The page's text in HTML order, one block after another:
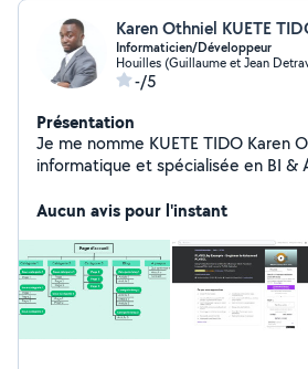
Karen Othniel KUETE
Informaticien/Développeur
Houilles (Guillaume et Jean
-/5
Présentation
Je me nomme KUETE TIDO Karen
informatique et spécialisée en BI &
Houilles dans le 78800
Aucun avis pour l'instant